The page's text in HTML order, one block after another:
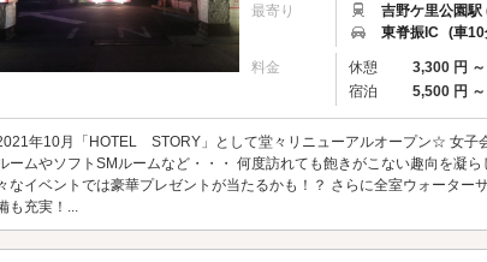
最寄り
吉野ケ里公園駅
東脊振IC (車10
料金 休憩 3,300 円 ～
宿泊
5,500 円 ～
年10月「HOTEL STORY」として堂々リニューアルオープン☆ 女子
ームやソフトSMルームなど・・・ 何度訪れても飽きがこない趣向を凝
なイベントでは豪華プレゼントが当たるかも！？ さらに全室ウォーター
も充実！...